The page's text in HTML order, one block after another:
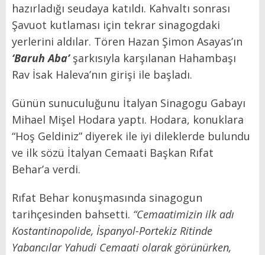
hazırladığı seudaya katıldı. Kahvaltı sonrası
Şavuot kutlaması için tekrar sinagogdaki
yerlerini aldılar. Tören Hazan Şimon Asayas’ın
‘Baruh Aba’şarkısıyla karşılanan Hahambaşı
Rav İsak Haleva’nın girişi ile başladı.
Günün sunuculuğunu İtalyan Sinagogu Gabayı
Mihael Mişel Hodara yaptı. Hodara, konuklara
“Hoş Geldiniz” diyerek ile iyi dileklerde bulundu
ve ilk sözü İtalyan Cemaati Başkan Rıfat
Behar’a verdi.
Rıfat Behar konuşmasında sinagogun
tarihçesinden bahsetti. “Cemaatimizin ilk adı
Kostantinopolide, İspanyol-Portekiz Ritinde
Yabancılar Yahudi Cemaati olarak görünürken,